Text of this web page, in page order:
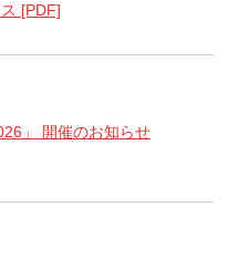
[PDF]
」 開催のお知らせ